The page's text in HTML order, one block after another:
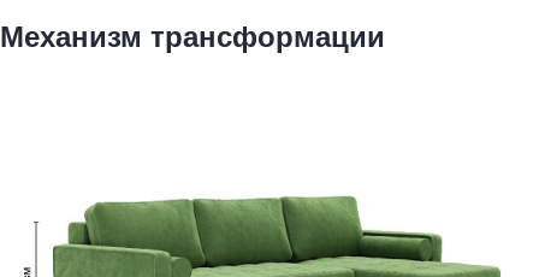
Механизм трансформации